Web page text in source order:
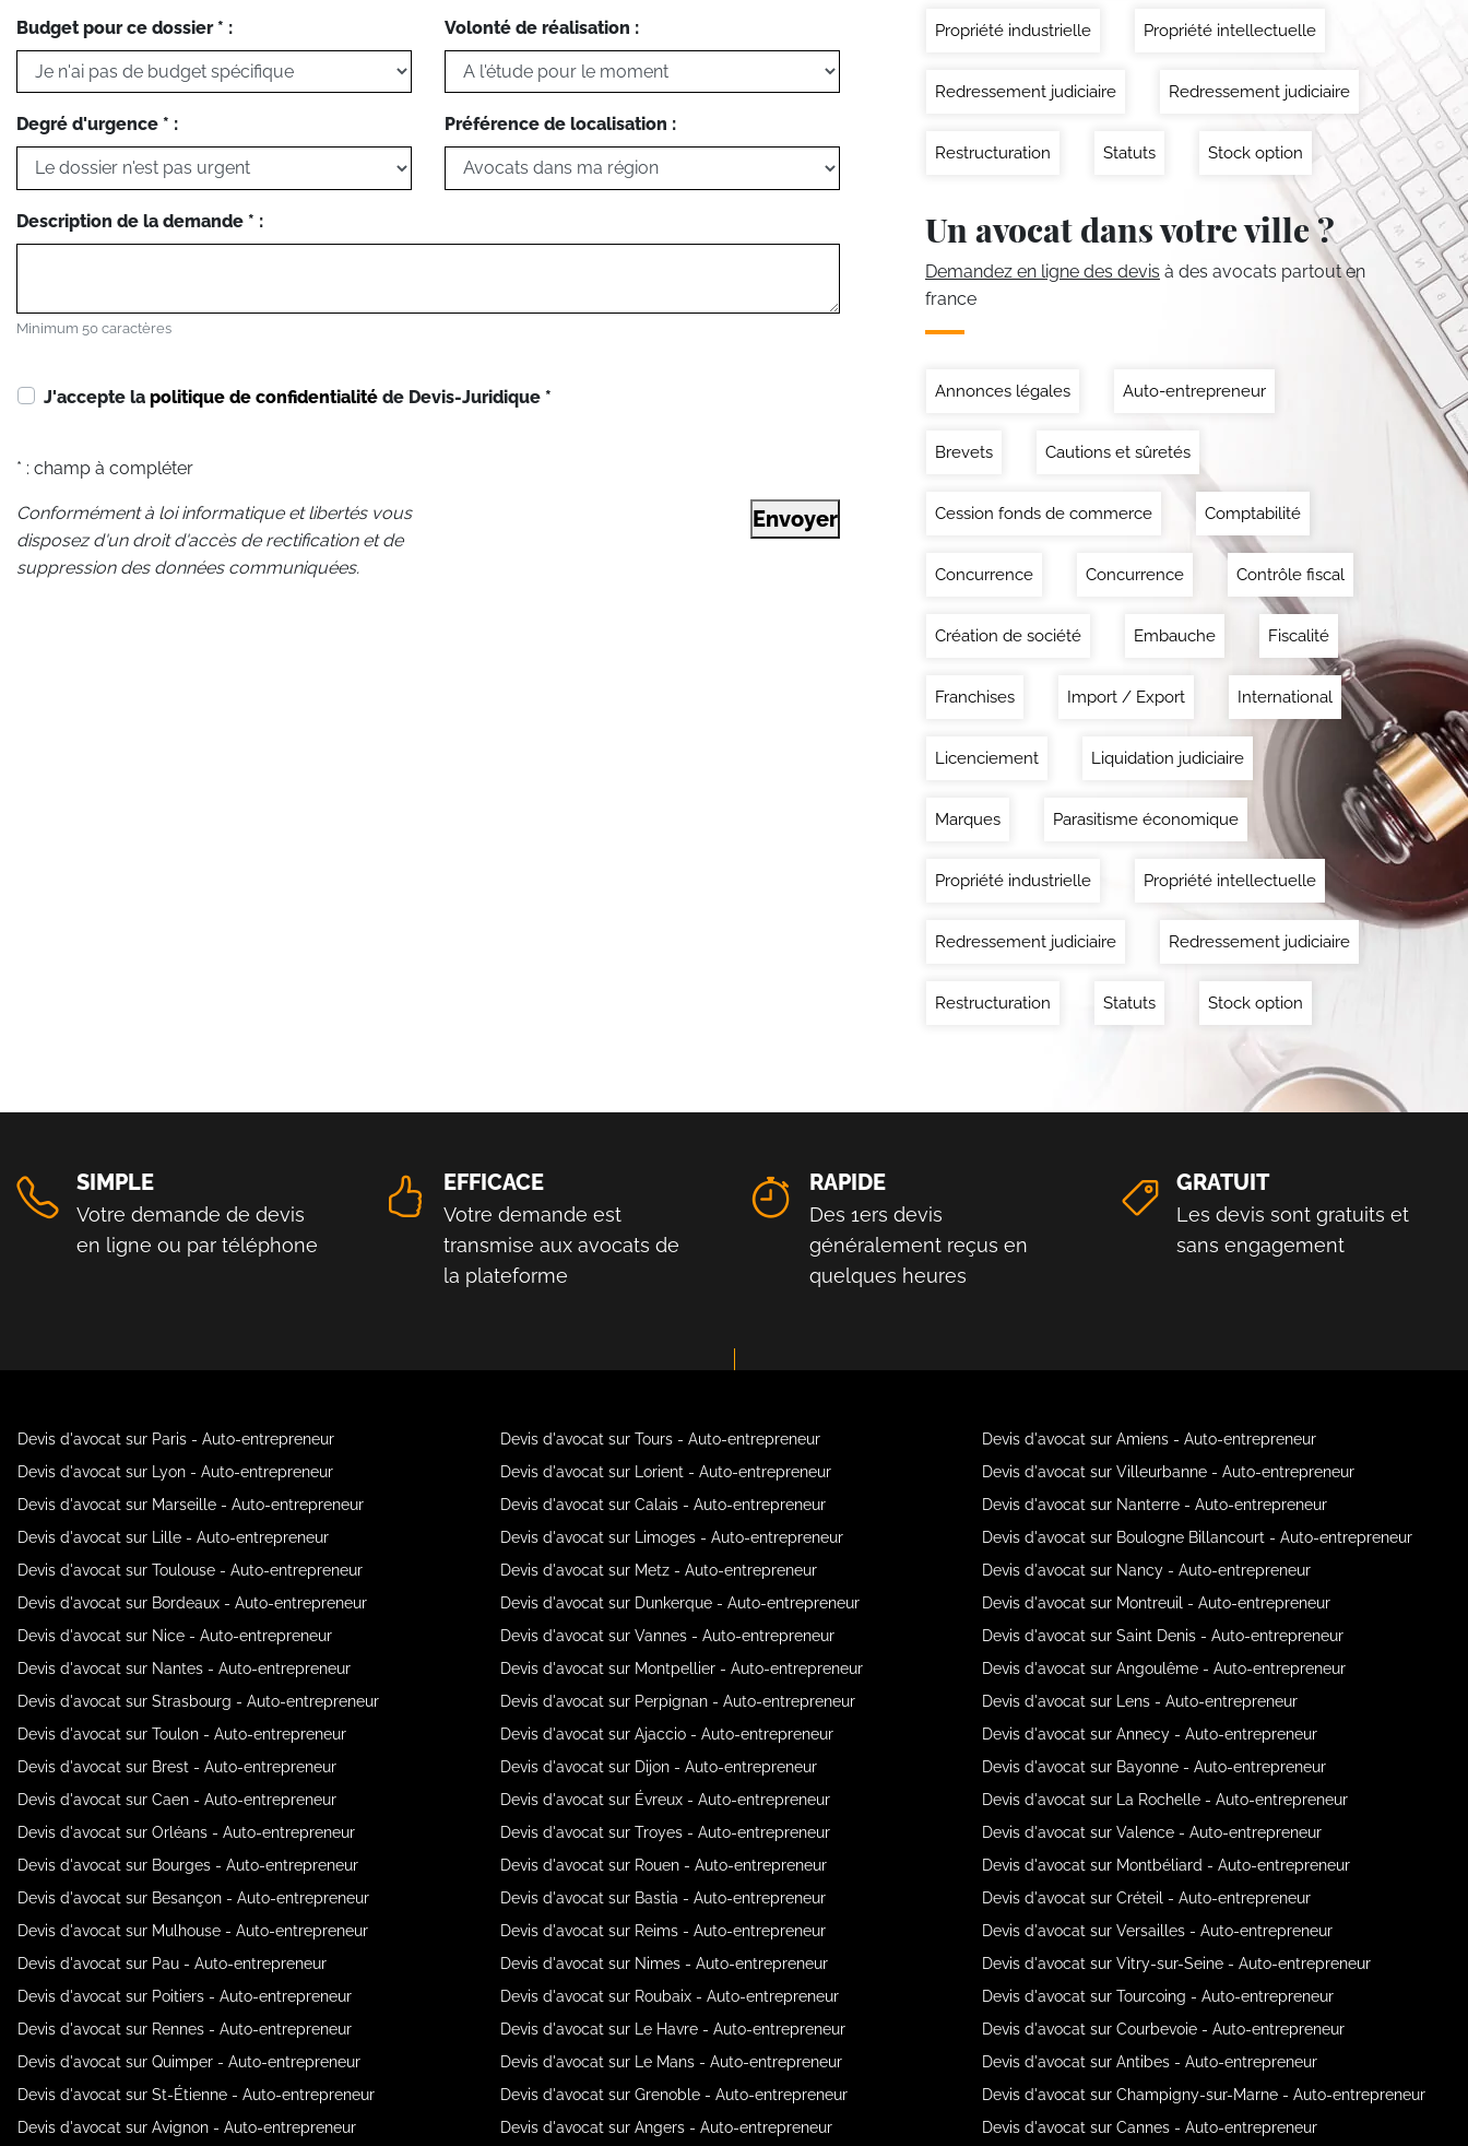
Budget pour ce dossier * : Volonté de réalisation :
Degré d'urgence * : Préférence de localisation :
Description de la demande * :
Minimum 50 caractères
J'accepte la politique de confidentialité de Devis-Juridique *
* : champ à compléter
Conformément à loi informatique et libertés vous
disposez d'un droit d'accès de rectification et de
suppression des données communiquées.
Envoyer
Propriété industrielle Propriété intellectuelle
Redressement judiciaire Redressement judiciaire
Restructuration Statuts Stock option
Un avocat dans votre ville ?
Demandez en ligne des devis à des avocats partout en
france
Annonces légales Auto-entrepreneur
Brevets Cautions et sûretés
Cession fonds de commerce Comptabilité
Concurrence Concurrence Contrôle fiscal
Création de société Embauche Fiscalité
Franchises Import / Export International
Licenciement Liquidation judiciaire
Marques Parasitisme économique
Propriété industrielle Propriété intellectuelle
Redressement judiciaire Redressement judiciaire
Restructuration Statuts Stock option
SIMPLE
Votre demande de devis
en ligne ou par téléphone
EFFICACE
Votre demande est
transmise aux avocats de
la plateforme
RAPIDE
Des 1ers devis
généralement reçus en
quelques heures
GRATUIT
Les devis sont gratuits et
sans engagement
Devis d'avocat sur Paris - Auto-entrepreneur
Devis d'avocat sur Lyon - Auto-entrepreneur
Devis d'avocat sur Marseille - Auto-entrepreneur
Devis d'avocat sur Lille - Auto-entrepreneur
Devis d'avocat sur Toulouse - Auto-entrepreneur
Devis d'avocat sur Bordeaux - Auto-entrepreneur
Devis d'avocat sur Nice - Auto-entrepreneur
Devis d'avocat sur Nantes - Auto-entrepreneur
Devis d'avocat sur Strasbourg - Auto-entrepreneur
Devis d'avocat sur Toulon - Auto-entrepreneur
Devis d'avocat sur Brest - Auto-entrepreneur
Devis d'avocat sur Caen - Auto-entrepreneur
Devis d'avocat sur Orléans - Auto-entrepreneur
Devis d'avocat sur Bourges - Auto-entrepreneur
Devis d'avocat sur Besançon - Auto-entrepreneur
Devis d'avocat sur Mulhouse - Auto-entrepreneur
Devis d'avocat sur Pau - Auto-entrepreneur
Devis d'avocat sur Poitiers - Auto-entrepreneur
Devis d'avocat sur Rennes - Auto-entrepreneur
Devis d'avocat sur Quimper - Auto-entrepreneur
Devis d'avocat sur St-Étienne - Auto-entrepreneur
Devis d'avocat sur Avignon - Auto-entrepreneur
Devis d'avocat sur Tours - Auto-entrepreneur
Devis d'avocat sur Lorient - Auto-entrepreneur
Devis d'avocat sur Calais - Auto-entrepreneur
Devis d'avocat sur Limoges - Auto-entrepreneur
Devis d'avocat sur Metz - Auto-entrepreneur
Devis d'avocat sur Dunkerque - Auto-entrepreneur
Devis d'avocat sur Vannes - Auto-entrepreneur
Devis d'avocat sur Montpellier - Auto-entrepreneur
Devis d'avocat sur Perpignan - Auto-entrepreneur
Devis d'avocat sur Ajaccio - Auto-entrepreneur
Devis d'avocat sur Dijon - Auto-entrepreneur
Devis d'avocat sur Évreux - Auto-entrepreneur
Devis d'avocat sur Troyes - Auto-entrepreneur
Devis d'avocat sur Rouen - Auto-entrepreneur
Devis d'avocat sur Bastia - Auto-entrepreneur
Devis d'avocat sur Reims - Auto-entrepreneur
Devis d'avocat sur Nimes - Auto-entrepreneur
Devis d'avocat sur Roubaix - Auto-entrepreneur
Devis d'avocat sur Le Havre - Auto-entrepreneur
Devis d'avocat sur Le Mans - Auto-entrepreneur
Devis d'avocat sur Grenoble - Auto-entrepreneur
Devis d'avocat sur Angers - Auto-entrepreneur
Devis d'avocat sur Amiens - Auto-entrepreneur
Devis d'avocat sur Villeurbanne - Auto-entrepreneur
Devis d'avocat sur Nanterre - Auto-entrepreneur
Devis d'avocat sur Boulogne Billancourt - Auto-entrepreneur
Devis d'avocat sur Nancy - Auto-entrepreneur
Devis d'avocat sur Montreuil - Auto-entrepreneur
Devis d'avocat sur Saint Denis - Auto-entrepreneur
Devis d'avocat sur Angoulême - Auto-entrepreneur
Devis d'avocat sur Lens - Auto-entrepreneur
Devis d'avocat sur Annecy - Auto-entrepreneur
Devis d'avocat sur Bayonne - Auto-entrepreneur
Devis d'avocat sur La Rochelle - Auto-entrepreneur
Devis d'avocat sur Valence - Auto-entrepreneur
Devis d'avocat sur Montbéliard - Auto-entrepreneur
Devis d'avocat sur Créteil - Auto-entrepreneur
Devis d'avocat sur Versailles - Auto-entrepreneur
Devis d'avocat sur Vitry-sur-Seine - Auto-entrepreneur
Devis d'avocat sur Tourcoing - Auto-entrepreneur
Devis d'avocat sur Courbevoie - Auto-entrepreneur
Devis d'avocat sur Antibes - Auto-entrepreneur
Devis d'avocat sur Champigny-sur-Marne - Auto-entrepreneur
Devis d'avocat sur Cannes - Auto-entrepreneur